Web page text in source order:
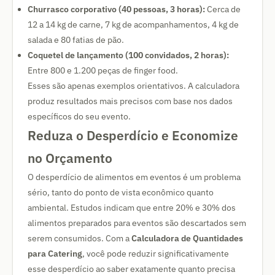
Churrasco corporativo (40 pessoas, 3 horas):Cerca de
12 a 14 kg de carne, 7 kg de acompanhamentos, 4 kg de
salada e 80 fatias de pão.
Coquetel de lançamento (100 convidados, 2 horas):
Entre 800 e 1.200 peças de finger food.
Esses são apenas exemplos orientativos. A calculadora
produz resultados mais precisos com base nos dados
específicos do seu evento.
Reduza o Desperdício e Economize
no Orçamento
O desperdício de alimentos em eventos é um problema
sério, tanto do ponto de vista econômico quanto
ambiental. Estudos indicam que entre 20% e 30% dos
alimentos preparados para eventos são descartados sem
serem consumidos. Com aCalculadora de Quantidades
para Catering, você pode reduzir significativamente
esse desperdício ao saber exatamente quanto precisa